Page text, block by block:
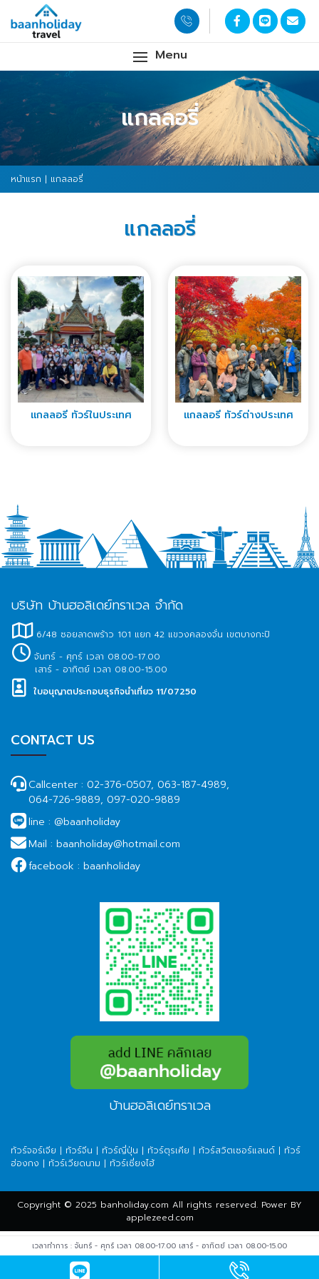
Menu
แกลลอรี่
หน้าแรก | แกลลอรี่
แกลลอรี่
แกลลอรี่ ทัวร์ในประเทศ แกลลอรี่ ทัวร์ต่างประเทศ
บริษัท บ้านฮอลิเดย์ทราเวล จำกัด
6/48 ซอยลาดพร้าว 101 แยก 42 แขวงคลองจั่น เขตบางกะปิ
จันทร์ - ศุกร์ เวลา 08.00-17.00
เสาร์ - อาทิตย์ เวลา 08.00-15.00
ใบอนุญาตประกอบธุรกิจนำเที่ยว 11/07250
CONTACT US
Callcenter : 02-376-0507, 063-187-4989,
064-726-9889, 097-020-9889
line : @baanholiday
Mail : baanholiday@hotmail.com
facebook : baanholiday
บ้านฮอลิเดย์ทราเวล
ทัวร์จอร์เจีย | ทัวร์จีน | ทัวร์ญี่ปุ่น | ทัวร์ตุรเคีย | ทัวร์สวิตเซอร์แลนด์ | ทัวร์
ฮ่องกง | ทัวร์เวียดนาม | ทัวร์เซี่ยงไฮ้
Copyright © 2025 banholiday.com All rights reserved. Power BY
applezeed.com
เวลาทำการ : จันทร์ - ศุกร์ เวลา 08.00-17.00 เสาร์ - อาทิตย์ เวลา 08.00-15.00